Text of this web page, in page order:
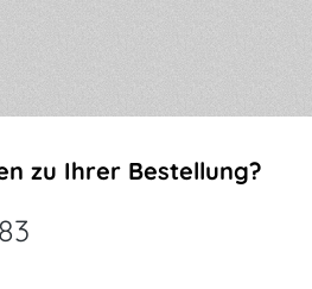
zu Ihrer Bestellung?